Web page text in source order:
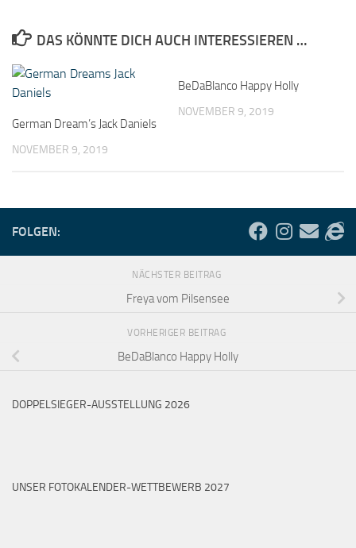
DAS KÖNNTE DICH AUCH INTERESSIEREN …
German Dream’s Jack Daniels
NOVEMBER 9, 2019
BeDaBlanco Happy Holly
NOVEMBER 9, 2019
FOLGEN:
NÄCHSTER BEITRAG
Freya vom Pilsensee
VORHERIGER BEITRAG
BeDaBlanco Happy Holly
DOPPELSIEGER-AUSSTELLUNG 2026
UNSER FOTOKALENDER-WETTBEWERB 2027